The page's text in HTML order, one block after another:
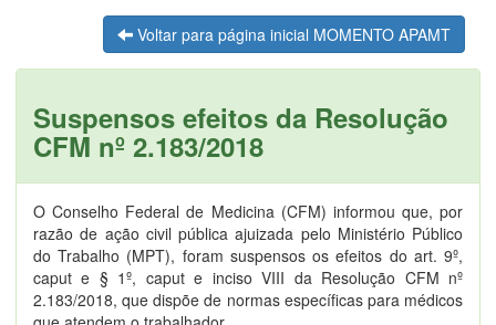
Voltar para página inicial MOMENTO APAMT
Suspensos efeitos da Resolução
CFM nº 2.183/2018
O Conselho Federal de Medicina (CFM) informou que, por
razão de ação civil pública ajuizada pelo Ministério Público
do Trabalho (MPT), foram suspensos os efeitos do art. 9º,
caput e § 1º, caput e inciso VIII da Resolução CFM nº
2.183/2018, que dispõe de normas específicas para médicos